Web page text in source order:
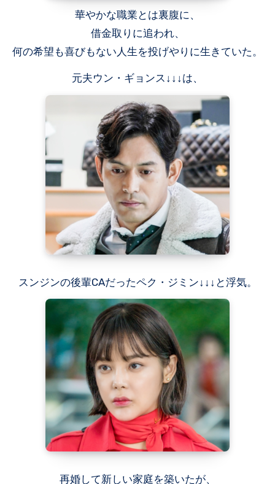
華やかな職業とは裏腹に、
借金取りに追われ、
何の希望も喜びもない人生を投げやりに生きていた。
元夫ウン・ギョンス↓↓↓は、
スンジンの後輩CAだったペク・ジミン↓↓↓と浮気。
再婚して新しい家庭を築いたが、